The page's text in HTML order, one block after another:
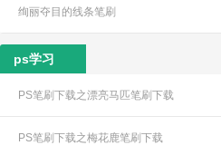
绚丽夺目的线条笔刷
ps学习
PS笔刷下载之漂亮马匹笔刷下载
PS笔刷下载之梅花鹿笔刷下载